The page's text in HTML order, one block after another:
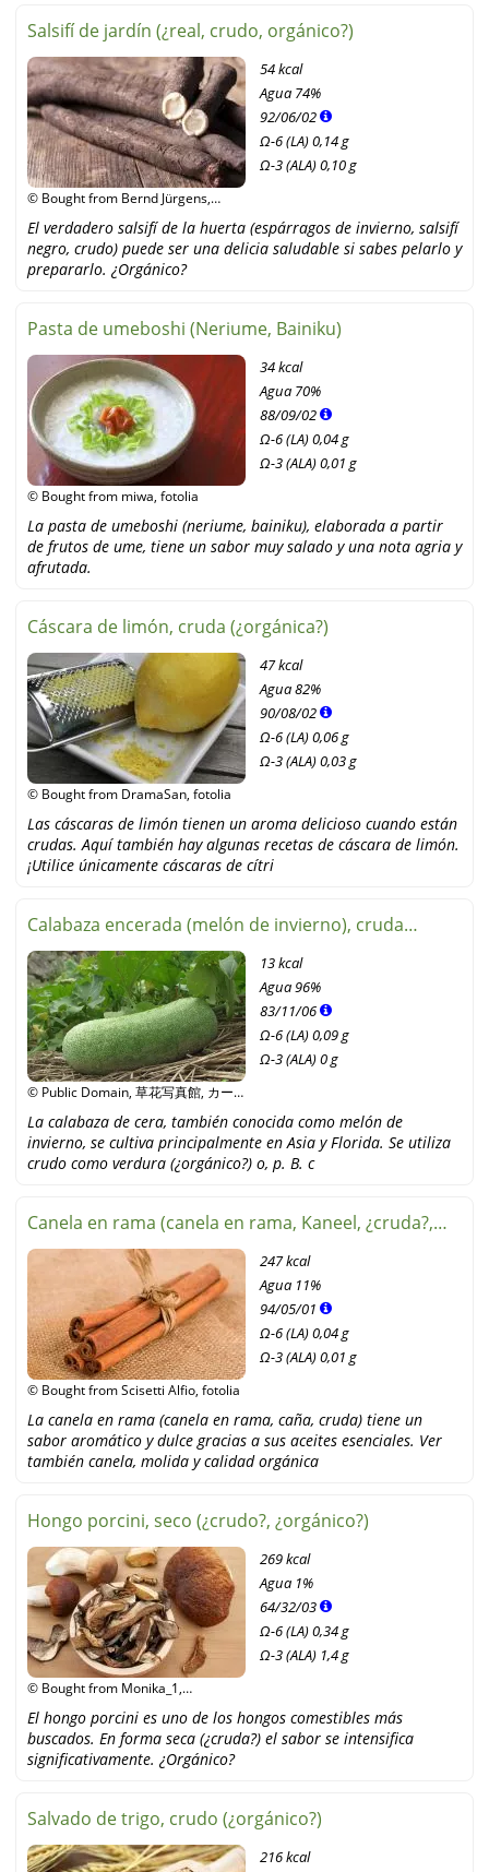
Salsifí de jardín (¿real, crudo, orgánico?)
© Bought from Bernd Jürgens,
54 kcal
Agua 74%
92/06/02
Ω-6 (LA) 0,14 g
Ω-3 (ALA) 0,10 g
El verdadero salsifí de la huerta (espárragos de invierno, salsifí
negro, crudo) puede ser una delicia saludable si sabes pelarlo y
prepararlo. ¿Orgánico?
Pasta de umeboshi (Neriume, Bainiku)
© Bought from miwa, fotolia
34 kcal
Agua 70%
88/09/02
Ω-6 (LA) 0,04 g
Ω-3 (ALA) 0,01 g
La pasta de umeboshi (neriume, bainiku), elaborada a partir
de frutos de ume, tiene un sabor muy salado y una nota agria y
afrutada.
Cáscara de limón, cruda (¿orgánica?)
© Bought from DramaSan, fotolia
47 kcal
Agua82%
90/08/02
Ω-6 (LA) 0,06 g
Ω-3 (ALA) 0,03 g
Las cáscaras de limón tienen un aroma delicioso cuando están
crudas. Aquí también hay algunas recetas de cáscara de limón.
¡Utilice únicamente cáscaras de cítri
Calabaza encerada (melón de invierno), cruda
(¿orgánica?)
© Public Domain, 草花写真館, カー
13 kcal
Agua96%
83/11/06
Ω-6 (LA) 0,09 g
Ω-3 (ALA) 0 g
La calabaza de cera, también conocida como melón de
invierno, se cultiva principalmente en Asia y Florida. Se utiliza
crudo como verdura (¿orgánico?) o, p. B. c
Canela en rama (canela en rama, Kaneel, ¿cruda?,
¿orgánica?)
© Bought from Scisetti Alfio, fotolia
247 kcal
Agua 11%
94/05/01
Ω-6 (LA) 0,04 g
Ω-3 (ALA) 0,01 g
La canela en rama (canela en rama, caña, cruda) tiene un
sabor aromático y dulce gracias a sus aceites esenciales. Ver
también canela, molida y calidad orgánica
Hongo porcini, seco (¿crudo?, ¿orgánico?)
© Bought from Monika_1,
269 kcal
Agua 1%
64/32/03
Ω-6 (LA) 0,34 g
Ω-3 (ALA) 1,4 g
El hongo porcini es uno de los hongos comestibles más
buscados. En forma seca (¿cruda?) el sabor se intensifica
significativamente. ¿Orgánico?
Salvado de trigo, crudo (¿orgánico?)
216 kcal